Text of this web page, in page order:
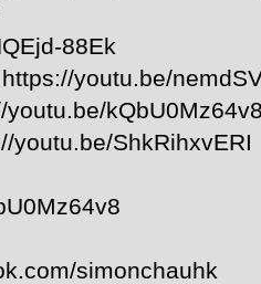
88Ek
youtu.be/
youtu.be/ShkRihxvERI
simonchauhk